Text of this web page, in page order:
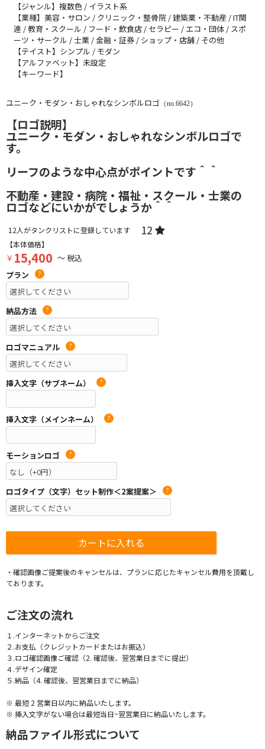
【ジャンル】複数色 / イラスト系
【業種】美容・サロン / クリニック・整骨院 / 建築業・不動産 / IT関
連 / 教育・スクール / フード・飲食店 / セラピー / エコ・団体 / スポ
ーツ・サークル / 士業 / 金融・証券 / ショップ・店舗 / その他
【テイスト】シンプル / モダン
【アルファベット】未設定
【キーワード】
ユニーク・モダン・おしゃれなシンボルロゴ （no.6642）
【ロゴ説明】
ユニーク・モダン・おしゃれなシンボルロゴで
す。
リーフのような中心点がポイントです＾＾
不動産・建設・病院・福祉・スクール・士業の
ロゴなどにいかがでしょうか＾＾
12人がタンクリストに登録しています 12
【本体価格】
￥ 15,400 ～ 税込
プラン
?
納品方法 ?
ロゴマニュアル ?
挿入文字（サブネーム） ?
挿入文字（メインネーム） ?
モーションロゴ ?
ロゴタイプ（文字）セット制作＜2案提案＞ ?
・確認画像ご提案後のキャンセルは、プランに応じたキャンセル費用を頂戴し
ております。
ご注文の流れ
１.インターネットからご注文
２.お支払（クレジットカードまたはお振込）
３.ロゴ確認画像ご確認（2. 確認後、翌営業日までに提出）
４.デザイン確定
５.納品（4. 確認後、翌営業日までに納品）
※ 最短 2 営業日以内に納品いたします。
※ 挿入文字がない場合は最短当日~翌営業日に納品いたします。
納品ファイル形式について